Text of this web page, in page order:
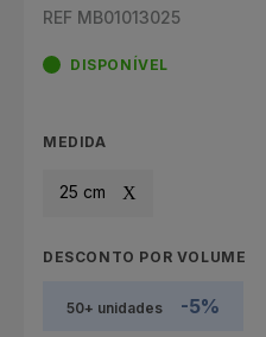
REF MB01013025
DISPONÍVEL
MEDIDA
25 cm
DESCONTO POR VOLUME
50+ unidades -5%